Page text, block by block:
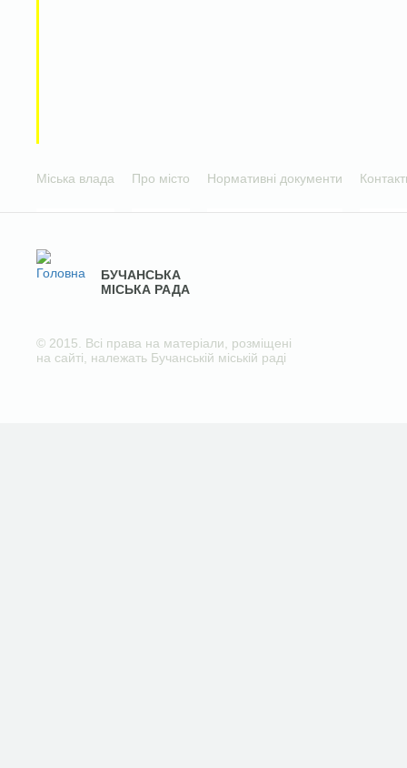
Міська влада Про місто Нормативні документи
БУЧАНСЬКА
МІСЬКА РАДА
© 2015. Всі права на матеріали, розміщені
на сайті, належать Бучанській міській раді